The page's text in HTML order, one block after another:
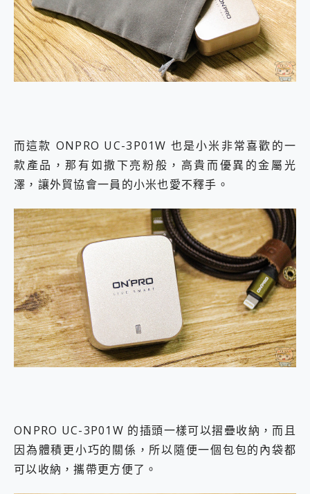
而這款 ONPRO UC-3P01W 也是小米非常喜歡的一
款產品，那有如撒下亮粉般，高貴而優異的金屬光
澤，讓外貿協會一員的小米也愛不釋手。
ONPRO UC-3P01W 的插頭一樣可以摺疊收納，而且
因為體積更小巧的關係，所以隨便一個包包的內袋都
可以收納，攜帶更方便了。